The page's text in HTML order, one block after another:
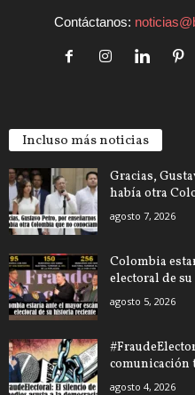
Contáctanos:
Incluso más noticias
Gracias,
había otra
agosto 7, 2026
Colombia
electoral de
agosto 5, 2026
comunicación
agosto 4, 2026